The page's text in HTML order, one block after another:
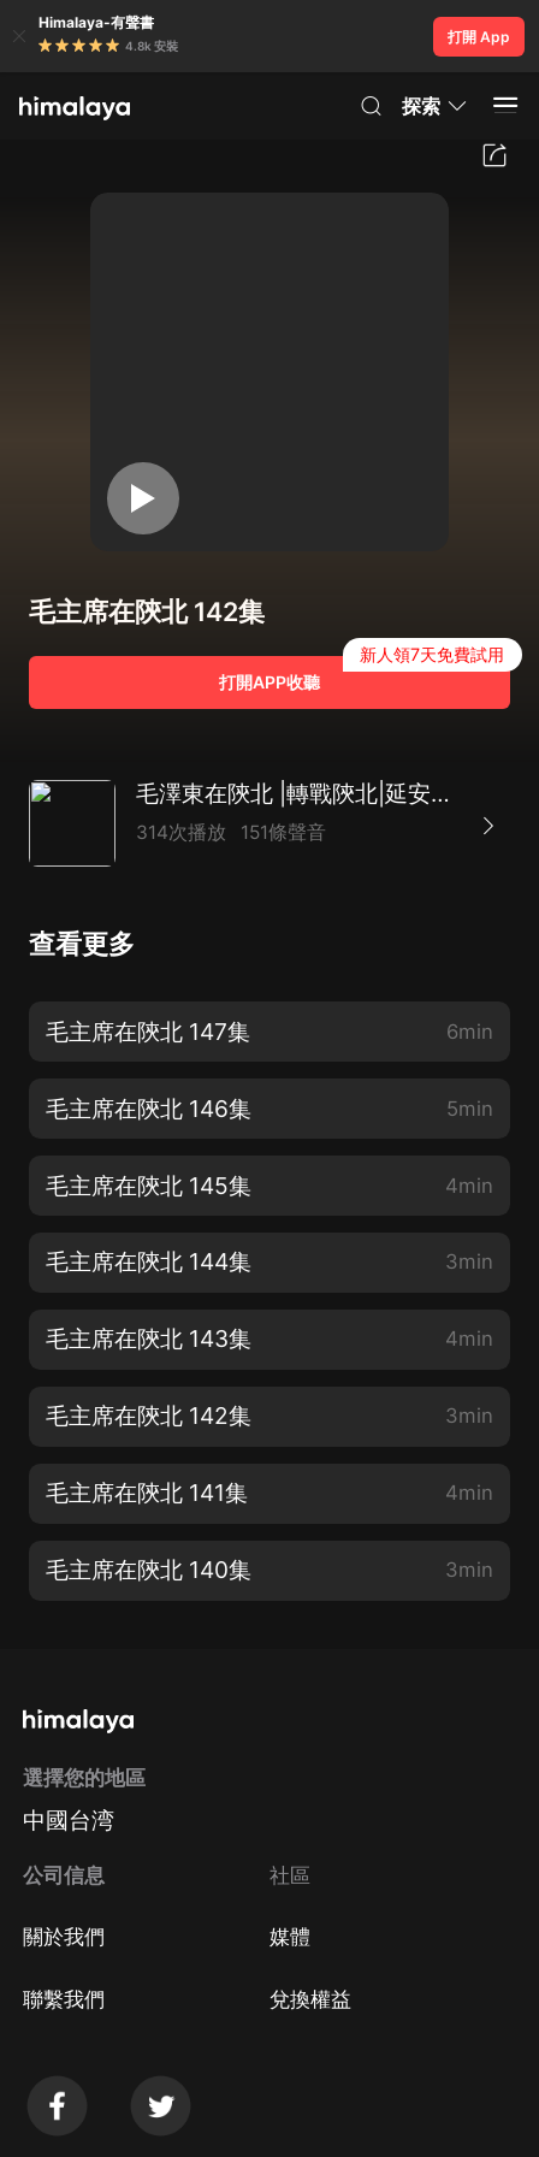
Himalaya-有聲書
4.8k 安裝
打開 App
探索
毛主席在陝北 142集
打開APP收聽
新人領7天免費試用
毛澤東在陝北 |轉戰陝北|延安時期的毛澤東
314次播放 151條聲音
查看更多
毛主席在陝北 147集 6min
毛主席在陝北 146集 5min
毛主席在陝北 145集 4min
毛主席在陝北 144集 3min
毛主席在陝北 143集 4min
毛主席在陝北 142集 3min
毛主席在陝北 141集 4min
毛主席在陝北 140集 3min
選擇您的地區
中國台湾
公司信息
關於我們
聯繫我們
社區
媒體
兌換權益